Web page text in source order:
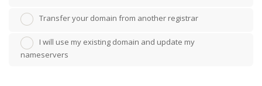
Transfer your domain from another registrar
I will use my existing domain and update my
nameservers